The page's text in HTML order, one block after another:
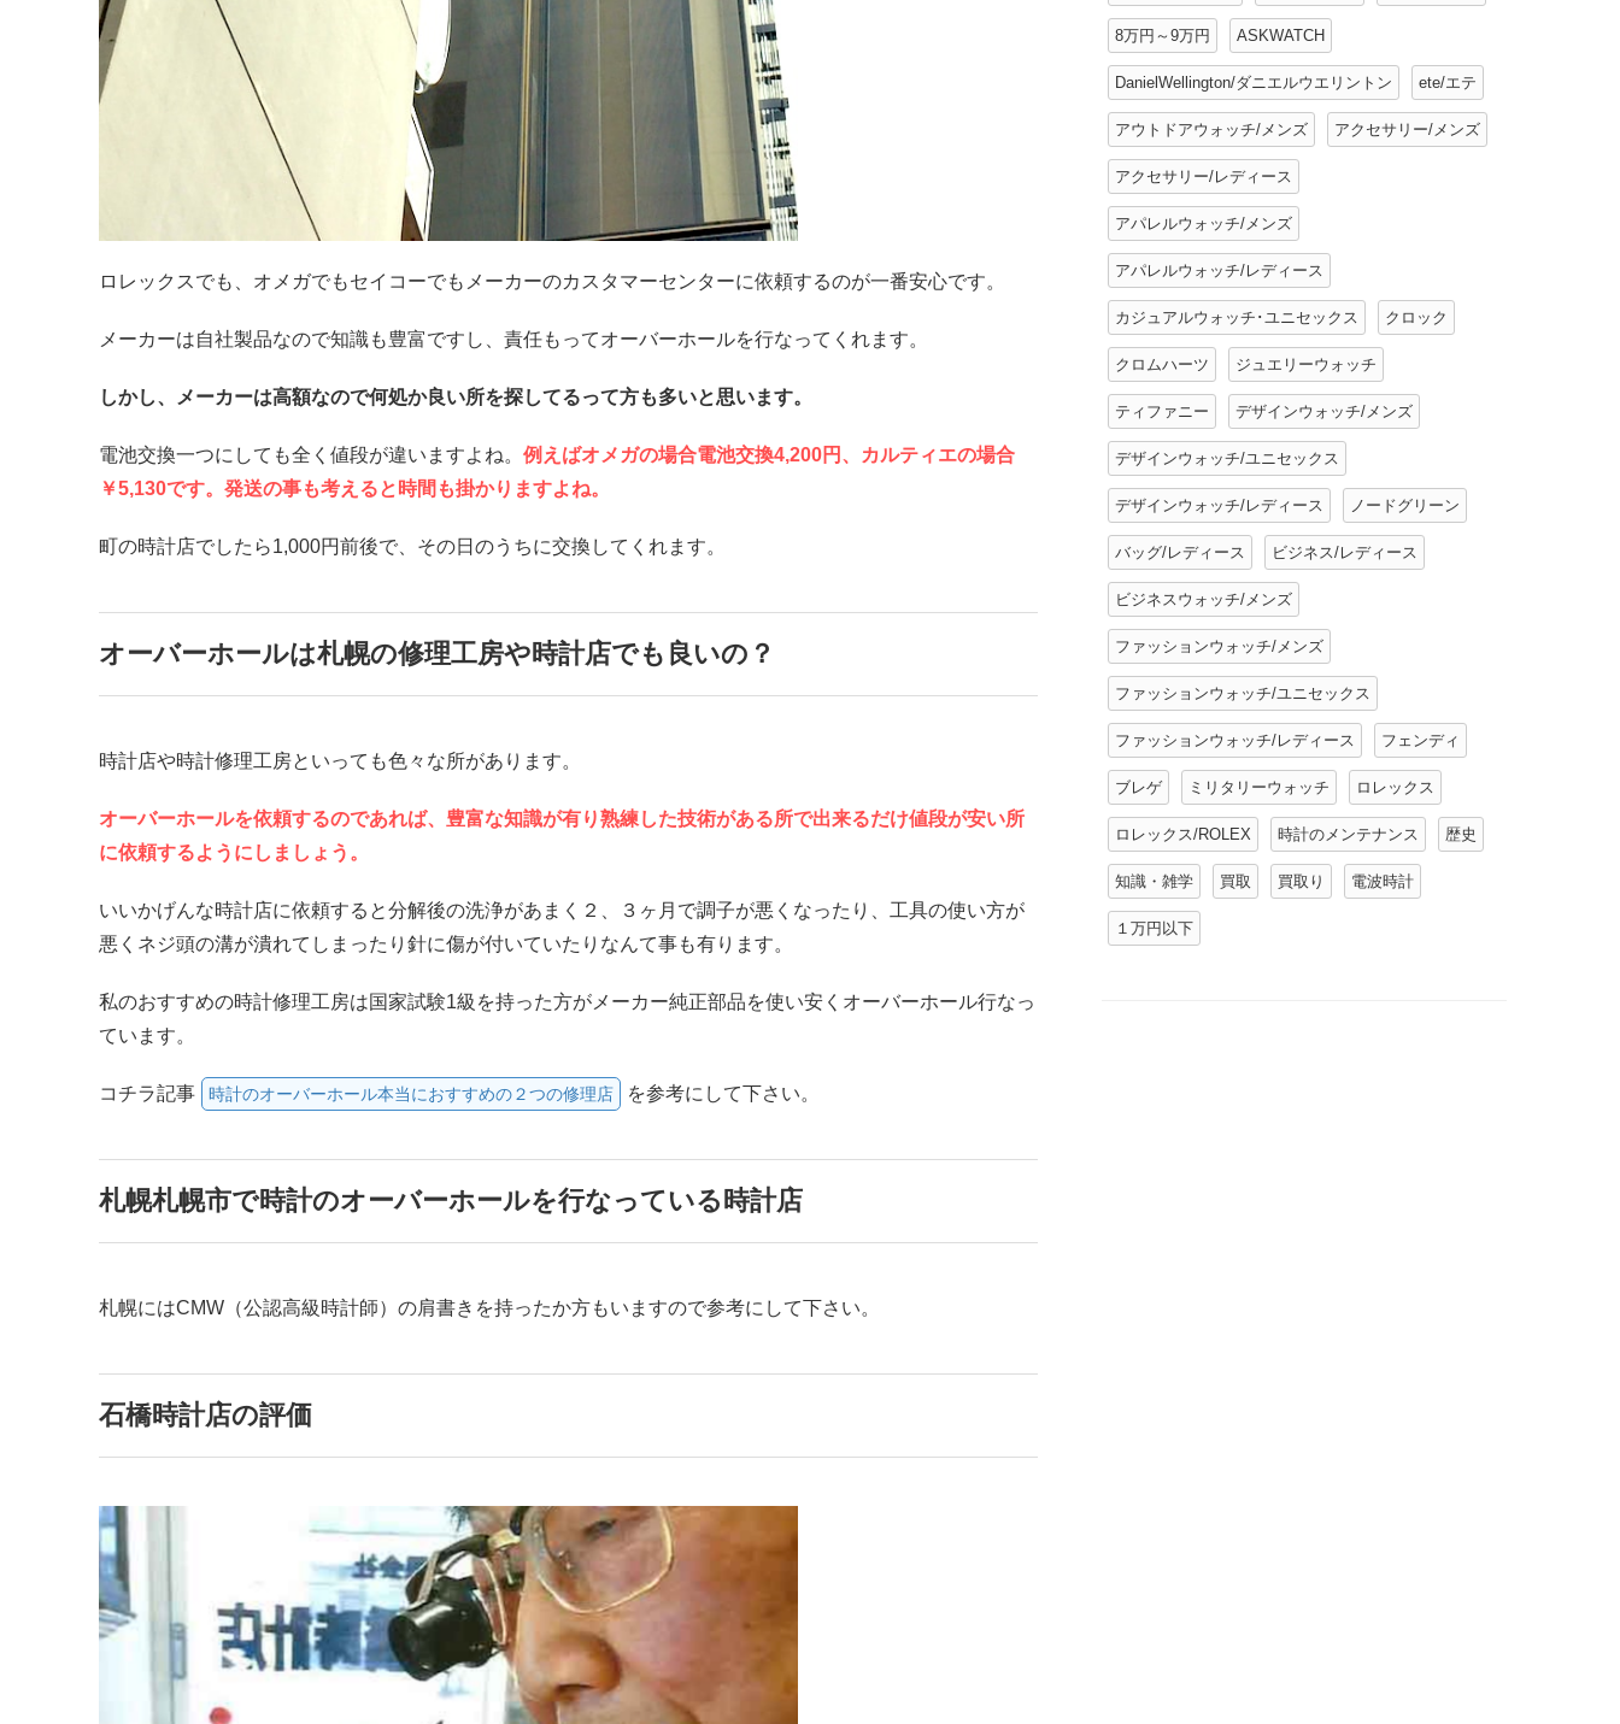
ロレックスでも、オメガでもセイコーでもメーカーのカスタマーセンターに依頼するのが一番安心です。
メーカーは自社製品なので知識も豊富ですし、責任もってオーバーホールを行なってくれます。
しかし、メーカーは高額なので何処か良い所を探してるって方も多いと思います。
電池交換一つにしても全く値段が違いますよね。 例えばオメガの場合電池交換4,200円、カルティエの場合
￥5,130です。発送の事も考えると時間も掛かりますよね。
町の時計店でしたら1,000円前後で、その日のうちに交換してくれます。
オーバーホールは札幌の修理工房や時計店でも良いの？
時計店や時計修理工房といっても色々な所があります。
オーバーホールを依頼するのであれば、豊富な知識が有り熟練した技術がある所で出来るだけ値段が安い所
に依頼するようにしましょう。
いいかげんな時計店に依頼すると分解後の洗浄があまく２、３ヶ月で調子が悪くなったり、工具の使い方が
悪くネジ頭の溝が潰れてしまったり針に傷が付いていたりなんて事も有ります。
私のおすすめの時計修理工房は国家試験1級を持った方がメーカー純正部品を使い安くオーバーホール行なっ
ています。
コチラ記事 時計のオーバーホール本当におすすめの２つの修理店 を参考にして下さい。
札幌札幌市で時計のオーバーホールを行なっている時計店
札幌にはCMW（公認高級時計師）の肩書きを持ったか方もいますので参考にして下さい。
石橋時計店の評価
8万円～9万円 ASKWATCH
DanielWellington/ダニエルウエリントン ete/エテ
アウトドアウォッチ/メンズ アクセサリー/メンズ
アクセサリー/レディース
アパレルウォッチ/メンズ
アパレルウォッチ/レディース
カジュアルウォッチ･ユニセックス クロック
クロムハーツ ジュエリーウォッチ
ティファニー デザインウォッチ/メンズ
デザインウォッチ/ユニセックス
デザインウォッチ/レディース ノードグリーン
バッグ/レディース ビジネス/レディース
ビジネスウォッチ/メンズ
ファッションウォッチ/メンズ
ファッションウォッチ/ユニセックス
ファッションウォッチ/レディース フェンディ
ブレゲ ミリタリーウォッチ ロレックス
ロレックス/ROLEX 時計のメンテナンス 歴史
知識・雑学 買取 買取り 電波時計
１万円以下